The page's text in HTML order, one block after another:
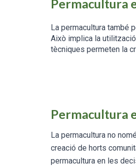
Permacultura
La permacultura també
Això implica la
tècniques permeten la
Permacultura
La permacultura no
creació de horts
permacultura en les